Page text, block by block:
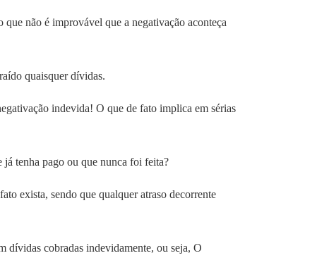
não é improvável que a negativação aconteça
quaisquer dívidas.
indevida! O que de fato implica em sérias
já tenha pago ou que nunca foi feita?
exista, sendo que qualquer atraso decorrente
dívidas cobradas indevidamente, ou seja, O